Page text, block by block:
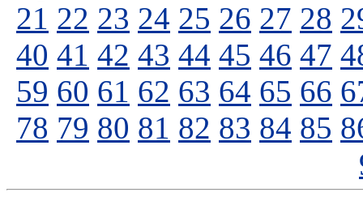
21 22 23 24 25 26 27 28
40 41 42 43 44 45 46 47
59 60 61 62 63 64 65 66
78 79 80 81 82 83 84 85